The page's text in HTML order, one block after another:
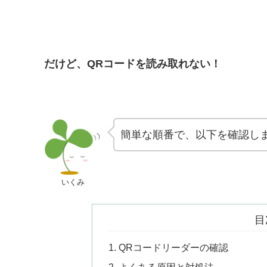
だけど、QRコードを読み取れない！
いくみ
簡単な順番で、以下を確認し
QRコードリーダーの確認